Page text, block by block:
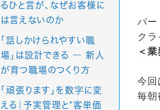
パー
ク
＜
今回
毎朝
るひと言が、なぜお客様に
は言えないのか
「話しかけられやすい職
場」は設計できる ― 新人
が育つ職場のつくり方
「頑張ります」を数字に変
える｜予実管理と“客単価